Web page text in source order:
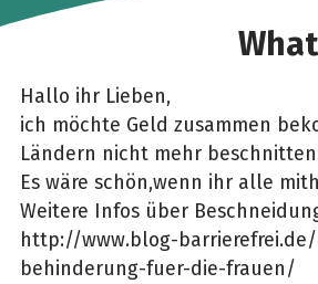
Hallo ihr Lieben,
ich möchte Geld zusammen
Ländern nicht mehr
Es wäre schön,wenn ihr alle
Weitere Infos über
http://www.blog-
behinderung-fuer-die-frauen/